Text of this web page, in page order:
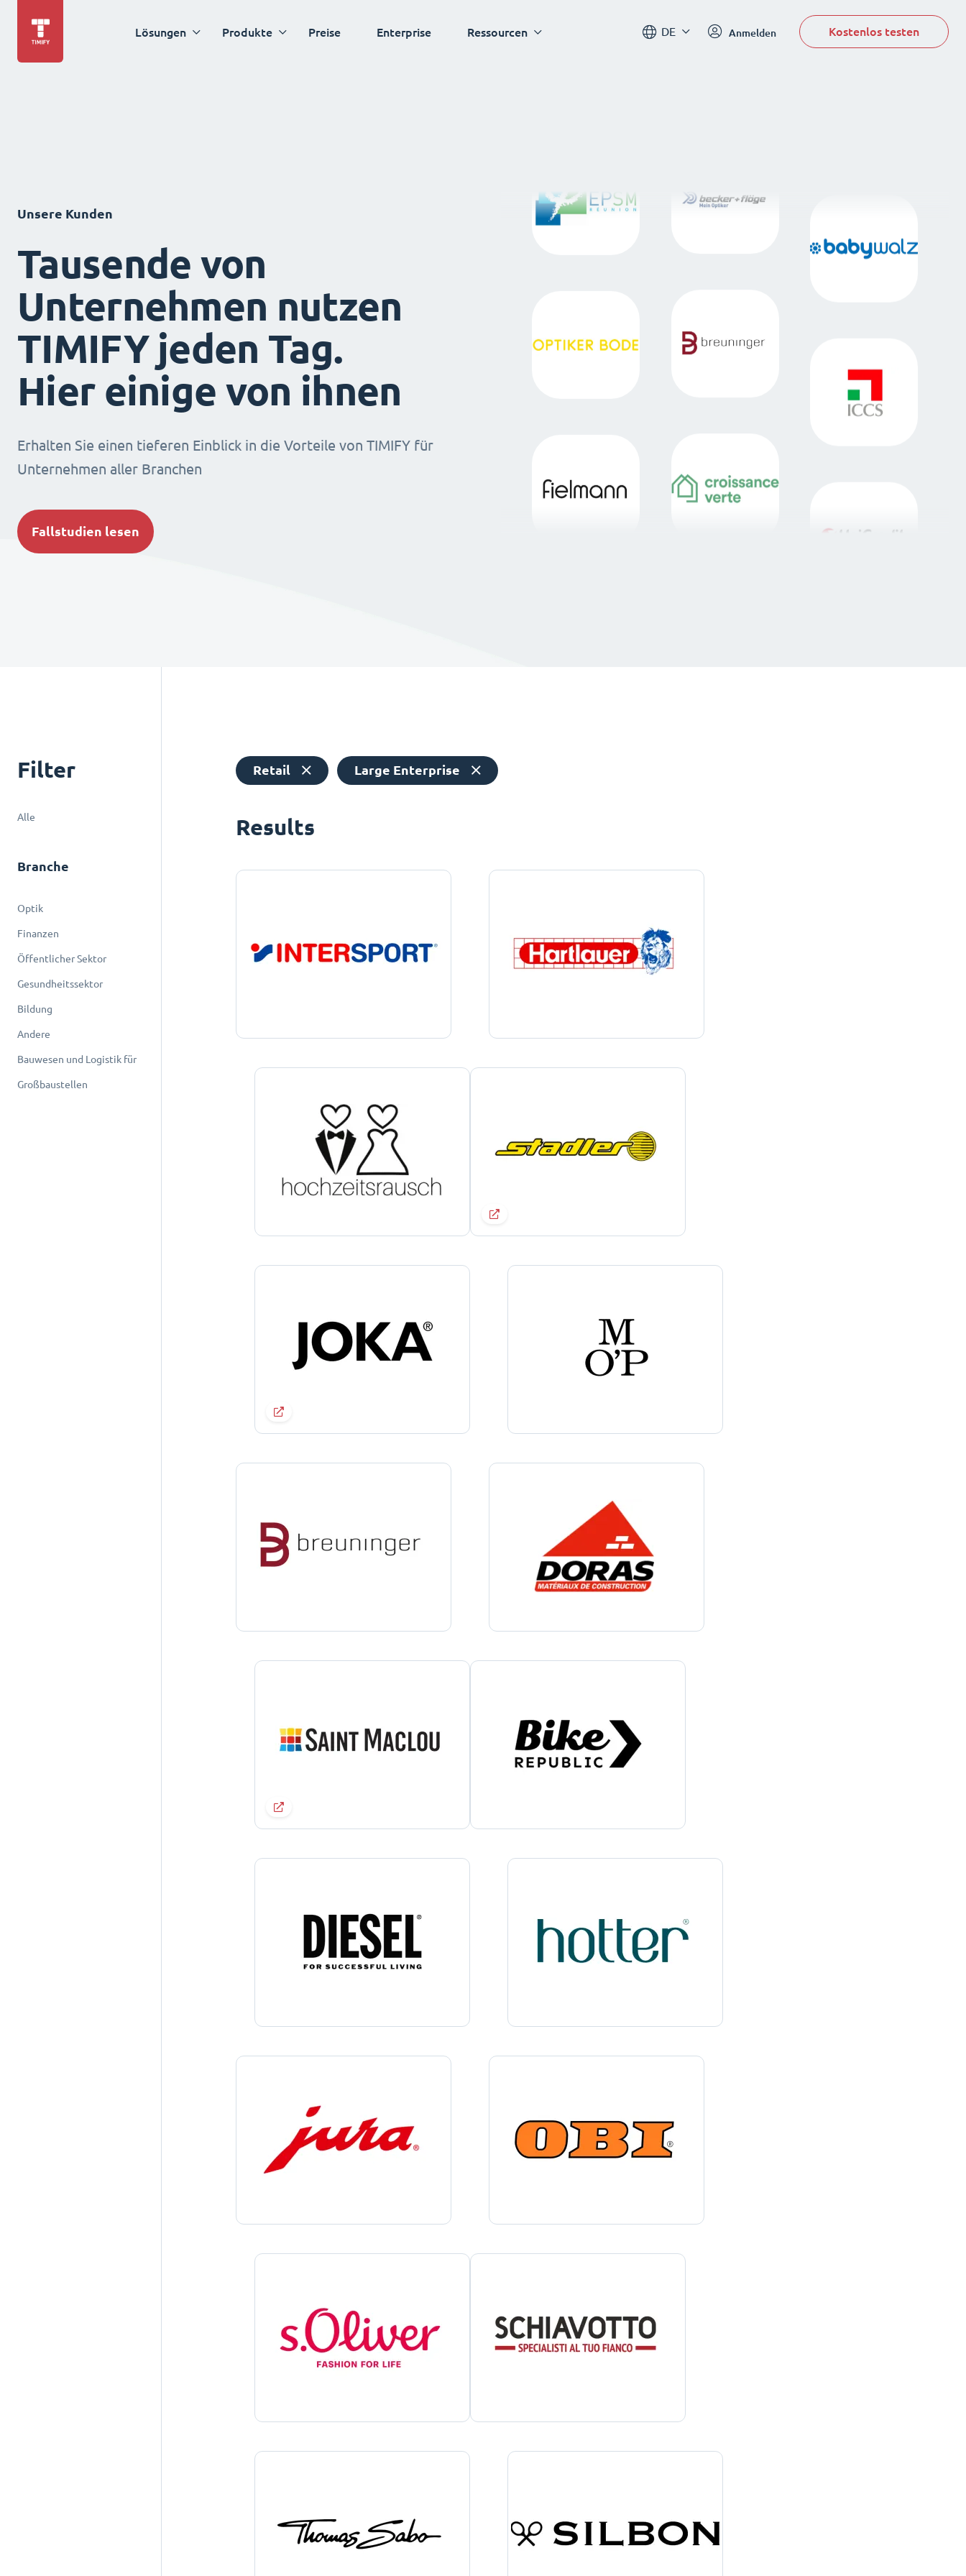
Lösungen Produkte Preise Enterprise Ressourcen DE Anmelden Kostenlos testen
Unsere Kunden
Tausende von
Unternehmen nutzen
TIMIFY jeden Tag.
Hier einige von ihnen
Erhalten Sie einen tieferen Einblick in die Vorteile von TIMIFY für
Unternehmen aller Branchen
Fallstudien lesen
Filter
Alle
Branche
Optik
Finanzen
Öffentlicher Sektor
Gesundheitssektor
Bildung
Andere
Bauwesen und Logistik für
Großbaustellen
Retail Large Enterprise
Results